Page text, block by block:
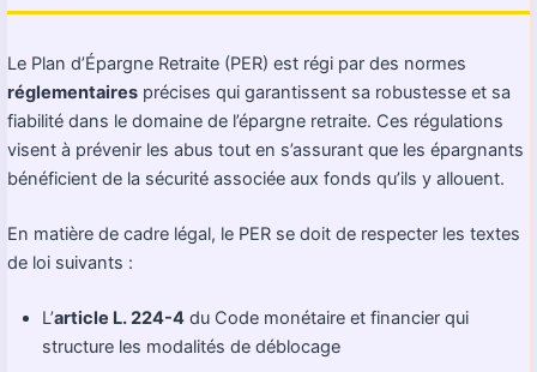
Le Plan d’Épargne Retraite (PER) est régi par des normes
réglementaires précises qui garantissent sa robustesse et sa
fiabilité dans le domaine de l’épargne retraite. Ces régulations
visent à prévenir les abus tout en s’assurant que les épargnants
bénéficient de la sécurité associée aux fonds qu’ils y allouent.
En matière de cadre légal, le PER se doit de respecter les textes
de loi suivants :
L’article L. 224-4 du Code monétaire et financier qui
structure les modalités de déblocage